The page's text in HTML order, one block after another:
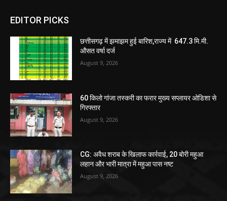
EDITOR PICKS
छत्तीसगढ़ में झमाझम हुई बारिश,राज्य में 647.3 मि.मी.
औसत वर्षा दर्ज
August 9, 2026
60 किलो गांजा तस्करी का फरार मुख्य सप्लायर ओडिशा से
गिरफ्तार
August 9, 2026
CG: अवैध शराब के खिलाफ कार्रवाई, 20 बोरी महुआ
लहान और भारी मात्रा में महुआ पास नष्ट
August 9, 2026